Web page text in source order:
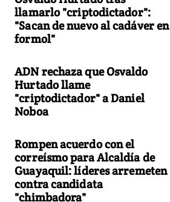
llamarlo "criptodictador":
"Sacan de nuevo al cadáver en
formol"
ADN rechaza que Osvaldo
Hurtado llame
"criptodictador" a Daniel
Noboa
Rompen acuerdo con el
correísmo para Alcaldía de
Guayaquil: líderes arremeten
contra candidata
"chimbadora"